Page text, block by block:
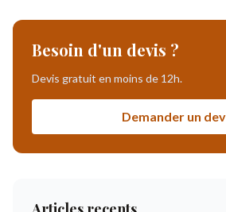
Besoin d'un devis ?
Devis gratuit en moins de 12h.
Demander un